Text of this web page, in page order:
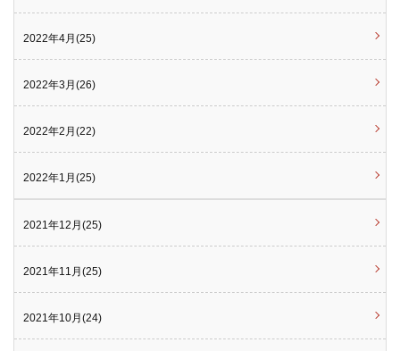
2022年4月(25)
2022年3月(26)
2022年2月(22)
2022年1月(25)
2021年12月(25)
2021年11月(25)
2021年10月(24)